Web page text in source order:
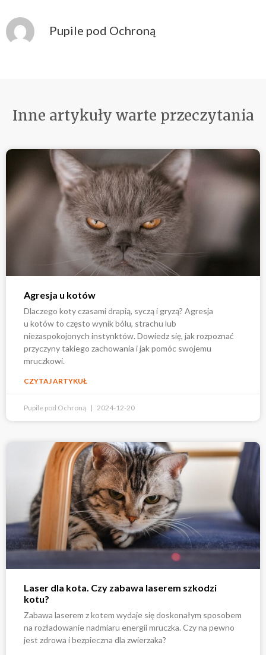
Pupile pod Ochroną
Inne artykuły warte przeczytania
Agresja u kotów
Dlaczego koty czasami drapią, syczą i gryzą? Agresja
u kotów to często wynik bólu, strachu lub
niezaspokojonych instynktów. Dowiedz się, jak rozpoznać
przyczyny takiego zachowania i jak pomóc swojemu
mruczkowi.
CZYTAJ ARTYKUŁ
Pupile pod Ochroną 2024-12-20
Laser dla kota. Czy zabawa laserem szkodzi
kotu?
Zabawa laserem z kotem wydaje się doskonałym sposobem
na rozładowanie nadmiaru energii mruczka. Czy na pewno
jest zdrowa i bezpieczna dla zwierzaka?